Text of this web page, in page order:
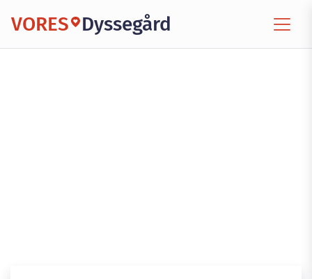
VORES Dyssegård